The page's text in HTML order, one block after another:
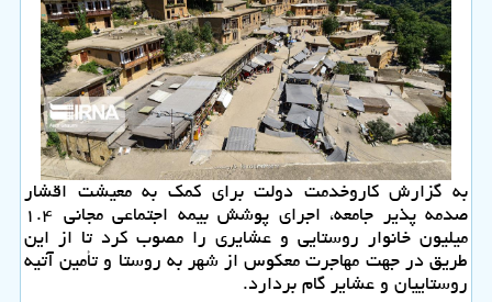
به گزارش كاروخدمت دولت برای كمك به معیشت اقشار
صدمه پذیر جامعه، اجرای پوشش بیمه اجتماعی مجانی ۱.۴
میلیون خانوار روستایی و عشایری را مصوب كرد تا از این
طریق در جهت مهاجرت معكوس از شهر به روستا و تأمین آتیه
روستاییان و عشایر گام بردارد.